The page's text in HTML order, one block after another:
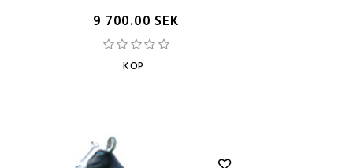
9 700.00 SEK
KÖP